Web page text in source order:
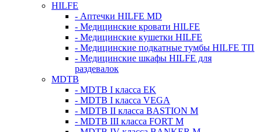
HILFE
- Аптечки HILFE MD
- Медицинские кровати HILFE
- Медицинские кушетки HILFE
- Медицинские подкатные тумбы HILFE ТП
- Медицинские шкафы HILFE для
раздевалок
MDTB
- MDTB I класса EK
- MDTB I класса VEGA
- MDTB II класса BASTION M
- MDTB III класса FORT M